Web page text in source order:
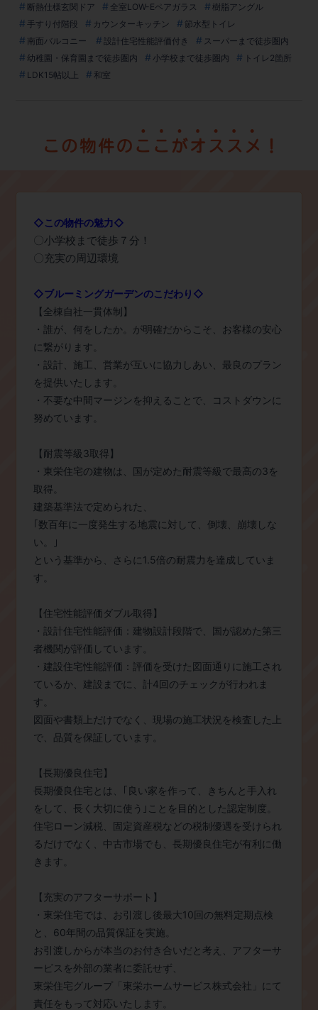
断熱仕様玄関ドア
全室LOW-Eペアガラス
樹脂アングル
手すり付階段
カウンターキッチン
節水型トイレ
南面バルコニー
設計住宅性能評価付き
スーパーまで徒歩圏内
幼稚園・保育園まで徒歩圏内
小学校まで徒歩圏内
トイレ2箇所
LDK15帖以上
和室
◇この物件の魅力◇
〇小学校まで徒歩７分！​
〇充実の周辺環境​
◇ブルーミングガーデンのこだわり◇
【全棟自社一貫体制】
・誰が、何をしたか。が明確だからこそ、お客様の安心
に繋がります。
・設計、施工、営業が互いに協力しあい、最良のプラン
を提供いたします。
・不要な中間マージンを抑えることで、コストダウンに
努めています。
【耐震等級3取得】
・東栄住宅の建物は、国が定めた耐震等級で最高の3を
取得。
建築基準法で定められた、
｢数百年に一度発生する地震に対して、倒壊、崩壊しな
い。｣
という基準から、さらに1.5倍の耐震力を達成していま
す。
【住宅性能評価ダブル取得】
・設計住宅性能評価：建物設計段階で、国が認めた第三
者機関が評価しています。
・建設住宅性能評価：評価を受けた図面通りに施工され
ているか、建設までに、計4回のチェックが行われま
す。
図面や書類上だけでなく、現場の施工状況を検査した上
で、品質を保証しています。
【長期優良住宅】
長期優良住宅とは、｢良い家を作って、きちんと手入れ
をして、長く大切に使う｣ことを目的とした認定制度。
住宅ローン減税、固定資産税などの税制優遇を受けられ
るだけでなく、中古市場でも、長期優良住宅が有利に働
きます。
【充実のアフターサポート】
・東栄住宅では、お引渡し後最大10回の無料定期点検
と、60年間の品質保証を実施。
お引渡しからが本当のお付き合いだと考え、アフターサ
ービスを外部の業者に委託せず、
東栄住宅グループ「東栄ホームサービス株式会社」にて
責任をもって対応いたします。